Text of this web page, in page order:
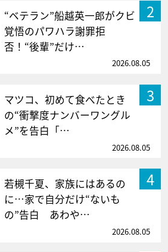
2
“ベテラン”船越英一郎がクビ
覚悟のパワハラ謝罪拒
否！“後輩”だけ…
2026.08.05
3
マツコ、初めて食べたとき
の“衝撃度ナンバーワングル
メ”を告白「…
2026.08.05
4
若槻千夏、家族にはあるの
に…家で自分だけ“ないも
の”告白 あわや…
2026.08.05